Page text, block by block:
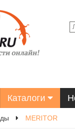
Каталоги
MERITOR